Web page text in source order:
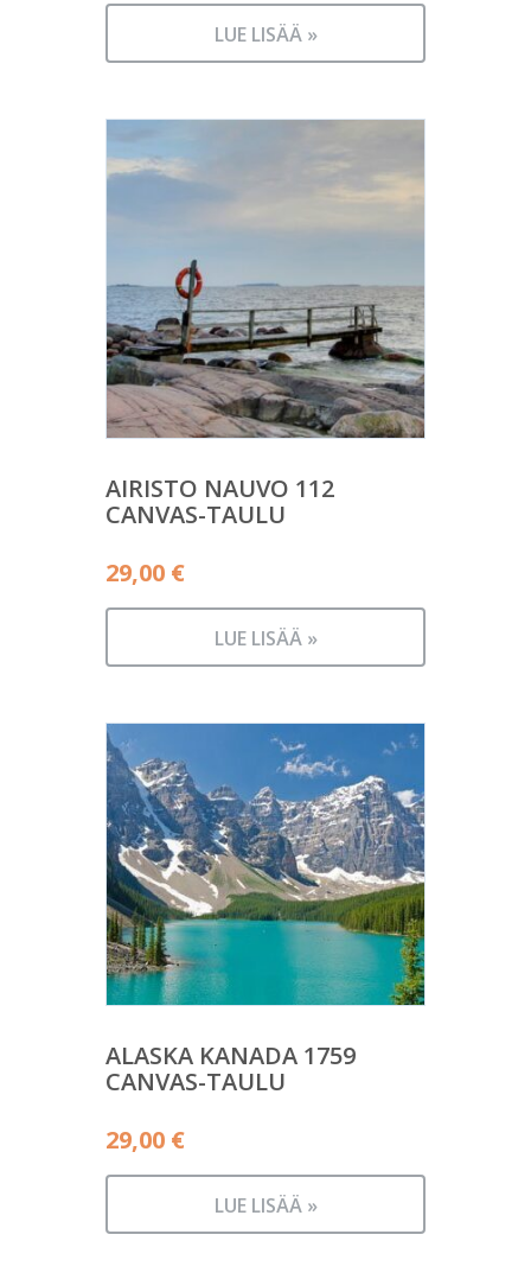
LUE LISÄÄ »
AIRISTO NAUVO 112
CANVAS-TAULU
29,00 €
LUE LISÄÄ »
ALASKA KANADA 1759
CANVAS-TAULU
29,00 €
LUE LISÄÄ »